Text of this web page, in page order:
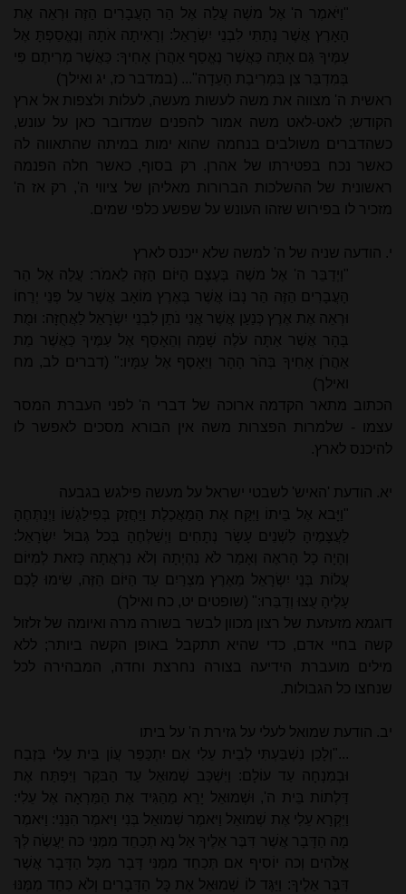
"וַיֹּאמֶר ה' אֶל משֶׁה עֲלֵה אֶל הַר הָעֲבָרִים הַזֶּה וּרְאֵה אֶת
הָאָרֶץ אֲשֶׁר נָתַתִּי לִבְנֵי יִשְׂרָאֵל: וְרָאִיתָה אֹתָהּ וְנֶאֱסַפְתָּ אֶל
עַמֶּיךָ גַּם אָתָּה כַּאֲשֶׁר נֶאֱסַף אַהֲרֹן אָחִיךָ: כַּאֲשֶׁר מְרִיתֶם פִּי
בְּמִדְבַּר צִן בִּמְרִיבַת הָעֵדָה"... (במדבר כז, יג ואילך)
ראשית ה' מצווה את משה לעשות מעשה, לעלות ולצפות אל ארץ
הקודש; לאט-לאט משה אמור להפנים שמדובר כאן על עונש,
כשהדברים משולבים בנחמה שהוא ימות במיתה שהתאווה לה
כאשר נכח בפטירתו של אהרן. רק בסוף, כאשר חלה הפנמה
ראשונית של ההשלכות הברורות מאליהן של ציווי ה', רק אז ה'
מזכיר לו בפירוש שזהו העונש על שפשע כלפי שמים.
י. הודעה שניה של ה' למשה שלא ייכנס לארץ
"וַיְדַבֵּר ה' אֶל משֶׁה בְּעֶצֶם הַיּוֹם הַזֶּה לֵאמֹר: עֲלֵה אֶל הַר
הָעֲבָרִים הַזֶּה הַר נְבוֹ אֲשֶׁר בְּאֶרֶץ מוֹאָב אֲשֶׁר עַל פְּנֵי יְרֵחוֹ
וּרְאֵה אֶת אֶרֶץ כְּנַעַן אֲשֶׁר אֲנִי נֹתֵן לִבְנֵי יִשְׂרָאֵל לַאֲחֻזָּה: וּמֻת
בָּהָר אֲשֶׁר אַתָּה עֹלֶה שָׁמָּה וְהֵאָסֵף אֶל עַמֶּיךָ כַּאֲשֶׁר מֵת
אַהֲרֹן אָחִיךָ בְּהֹר הָהָר וַיֵּאָסֶף אֶל עַמָּיו:" (דברים לב, מח
ואילך)
הכתוב מתאר הקדמה ארוכה של דברי ה' לפני העברת המסר
עצמו - שלמרות הפצרות משה אין הבורא מסכים לאפשר לו
להיכנס לארץ.
יא. הודעת 'האיש' לשבטי ישראל על מעשה פילגש בגבעה
"וַיָּבא אֶל בֵּיתוֹ וַיִּקַּח אֶת הַמַּאֲכֶלֶת וַיַּחֲזֵק בְּפִילַגְשׁוֹ וַיְנַתְּחֶהָ
לַעֲצָמֶיהָ לִשְׁנֵים עָשָׂר נְתָחִים וַיְשַׁלְּחֶהָ בְּכל גְּבוּל יִשְׂרָאֵל:
וְהָיָה כָל הָראֶה וְאָמַר לֹא נִהְיְתָה וְלֹא נִרְאֲתָה כָּזאת לְמִיּוֹם
עֲלוֹת בְּנֵי יִשְׂרָאֵל מֵאֶרֶץ מִצְרַיִם עַד הַיּוֹם הַזֶּה, שִׂימוּ לָכֶם
עָלֶיהָ עֻצוּ וְדַבֵּרוּ:" (שופטים יט, כח ואילך)
דוגמא מזעזעת של רצון מכוון לבשר בשורה מרה ואיומה של זלזול
קשה בחיי אדם, כדי שהיא תתקבל באופן הקשה ביותר; ללא
מילים מועברת הידיעה בצורה נחרצת וחדה, המבהירה לכל
שנחצו כל הגבולות.
יב. הודעת שמואל לעלי על גזירת ה' על ביתו
..."וְלָכֵן נִשְׁבַּעְתִּי לְבֵית עֵלִי אִם יִתְכַּפֵּר עֲוֹן בֵּית עֵלִי בְּזֶבַח
וּבְמִנְחָה עַד עוֹלָם: וַיִּשְׁכַּב שְׁמוּאֵל עַד הַבּקֶר וַיִּפְתַּח אֶת
דַּלְתוֹת בֵּית ה', וּשְׁמוּאֵל יָרֵא מֵהַגִּיד אֶת הַמַּרְאָה אֶל עֵלִי:
וַיִּקְרָא עֵלִי אֶת שְׁמוּאֵל וַיּאמֶר שְׁמוּאֵל בְּנִי וַיּאמֶר הִנֵּנִי: וַיּאמֶר
מָה הַדָּבָר אֲשֶׁר דִּבֶּר אֵלֶיךָ אַל נָא תְכַחֵד מִמֶּנִּי כּה יַעֲשֶׂה לְּךָ
אֱלֹהִים וְכה יוֹסִיף אִם תְּכַחֵד מִמֶּנִּי דָּבָר מִכָּל הַדָּבָר אֲשֶׁר
דִּבֶּר אֵלֶיךָ: וַיַּגֶּד לוֹ שְׁמוּאֵל אֶת כָּל הַדְּבָרִים וְלֹא כִחֵד מִמֶּנּוּ